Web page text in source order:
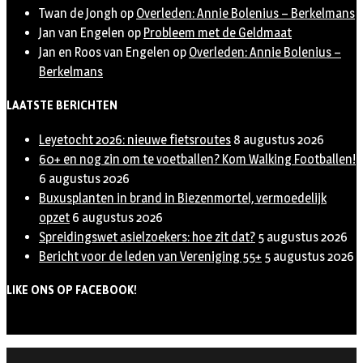
Twan de Jongh op Overleden: Annie Bolenius – Berkelmans
Jan van Engelen op Probleem met de Geldmaat
Jan en Roos van Engelen op Overleden: Annie Bolenius –
Berkelmans
LAATSTE BERICHTEN
Leyetocht 2026: nieuwe fietsroutes 8 augustus 2026
60+ en nog zin om te voetballen? Kom Walking Footballen!
6 augustus 2026
Buxusplanten in brand in Biezenmortel, vermoedelijk
opzet 6 augustus 2026
Spreidingswet asielzoekers: hoe zit dat? 5 augustus 2026
Bericht voor de leden van Vereniging 55+ 5 augustus 2026
LIKE ONS OP FACEBOOK!